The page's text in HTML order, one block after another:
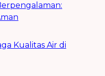
Kualitas Air di